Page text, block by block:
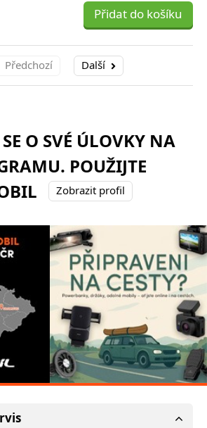
Přidat do košíku
Předchozí Další
O SVÉ ÚLOVKY NA
POUŽIJTE
Zobrazit profil